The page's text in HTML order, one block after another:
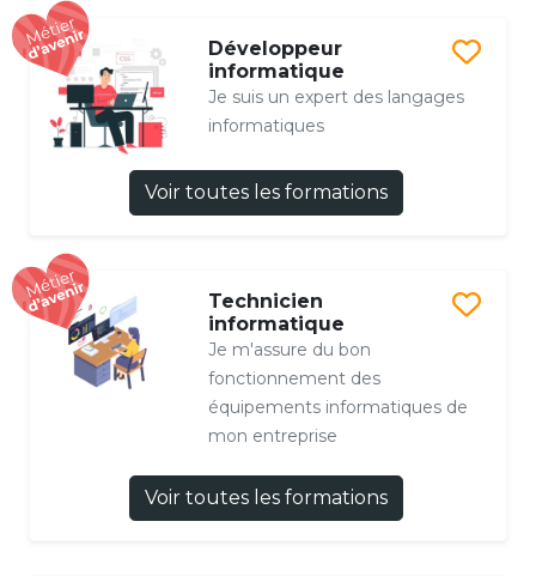
Développeur
informatique
Je suis un expert des langages
informatiques
Voir toutes les formations
Technicien
informatique
Je m'assure du bon
fonctionnement des
équipements informatiques de
mon entreprise
Voir toutes les formations